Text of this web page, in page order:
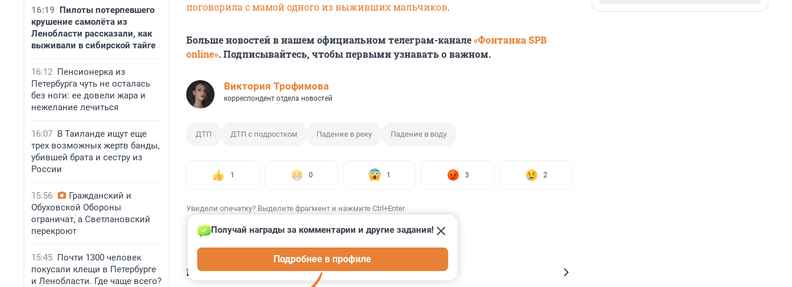
16:19 Пилоты потерпевшего
крушение самолёта из
Ленобласти рассказали, как
выживали в сибирской тайге
16:12 Пенсионерка из
Петербурга чуть не осталась
без ноги: ее довели жара и
нежелание лечиться
16:07 В Таиланде ищут еще
трех возможных жертв банды,
убившей брата и сестру из
России
15:56
Гражданский и
Обуховской Обороны
ограничат, а Светлановский
перекроют
15:45 Почти 1300 человек
покусали клещи в Петербурге
и Ленобласти. Где чаще всего?
поговорила с мамой одного из выживших мальчиков.
Больше новостей в нашем официальном телеграм-канале«Фонтанка SPB
online». Подписывайтесь, чтобы первыми узнавать о важном.
Виктория Трофимова
корреспондент отдела новостей
ДТП ДТП с подростком Падение в реку Падение в воду
1 0 1 3 2
Увидели опечатку? Выделите фрагмент и нажмите Ctrl+Enter
КОММЕНТАРИИ 5
Получай награды за комментарии и другие задания!
Подробнее в профиле